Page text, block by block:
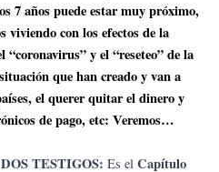
7 años puede estar muy próximo,
viviendo con los efectos de la
y el “reseteo” de la
que han creado y van a
el querer quitar el dinero y
de pago, etc: Veremos…
TESTIGOS: Es el Capítulo